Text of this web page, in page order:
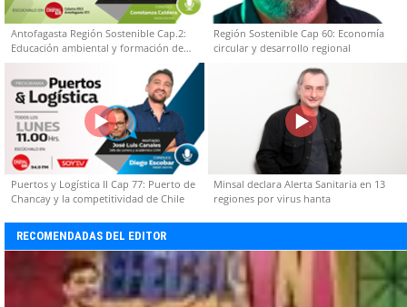
Antofagasta Región Sostenible Cap.2:
Educación ambiental y formación de
capacidades técnicas
Región Sostenible Cap 60: Economía
circular y desarrollo regional
Puertos y Logística II Cap 77: Puerto de
Chancay y la competitividad de Chile
Minsal declara Alerta Sanitaria en 13
regiones por virus hanta
RECOMENDADAS DEL EDITOR